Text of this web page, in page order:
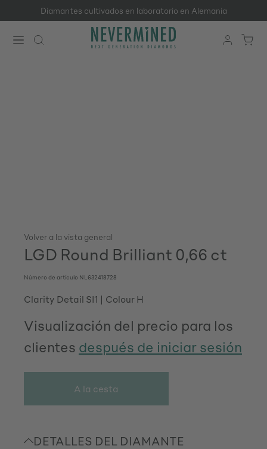
Saltar al contenido principal
Diamantes cultivados en laboratorio en Alemania
Volver a la vista general
LGD Round Brilliant 0,66 ct
Número de artículo NL632418728
Clarity Detail SI1 Colour H
Visualización del precio para los
clientes después de iniciar sesión
A la cesta
DETALLES DEL DIAMANTE